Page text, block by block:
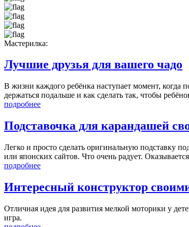
Мастерилка:
Лучшие друзья для вашего чадо
В жизни каждого ребёнка наступает момент, когда
держаться подальше и как сделать так, чтобы
подробнее
Подставочка для карандашей
Легко и просто сделать оригинальную подставку
или японских сайтов. Что очень радует.
подробнее
Интересный конструктор
Отличная идея для развития мелкой моторики у
игра.